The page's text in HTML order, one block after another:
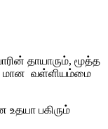
தாயாரும், மூத்த
மான வள்ளியம்மை
பகிரும்